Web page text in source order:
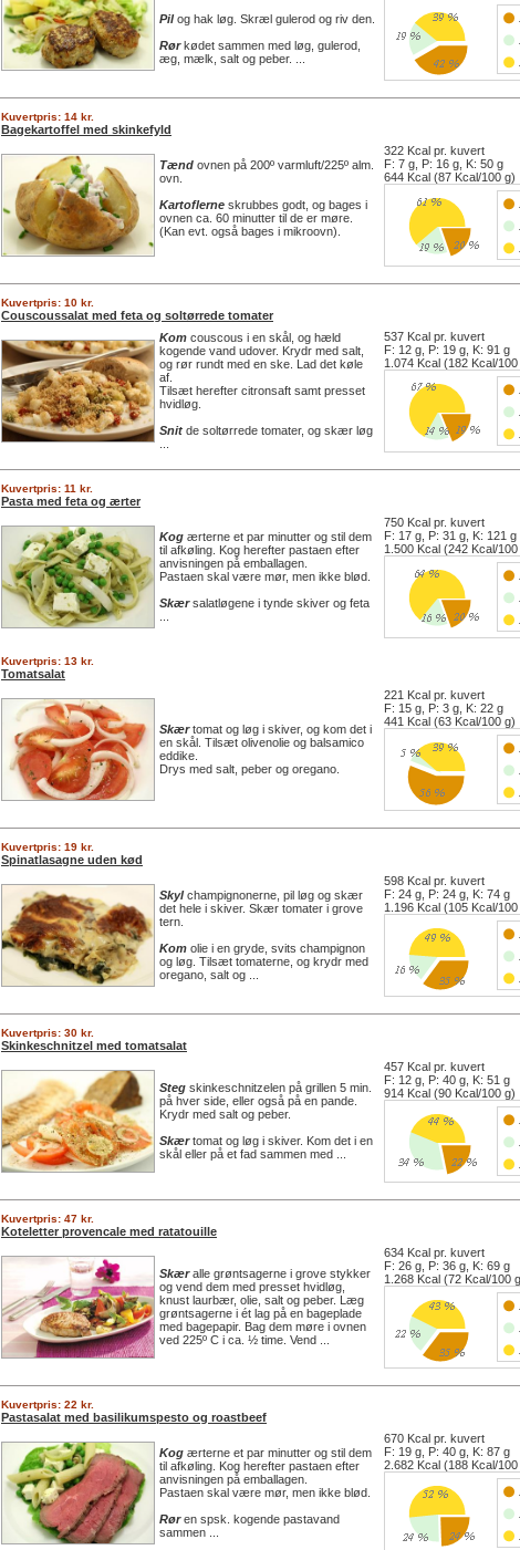
Pilog hak løg. Skræl gulerod og riv den.
Rørkødet sammen med løg, gulerod,
æg, mælk, salt og peber. ...
Kuvertpris: 14 kr.
Bagekartoffel med skinkefyld
Tænd ovnen på 200º varmluft/225º alm.
ovn.
Kartoflerne skrubbes godt, og bages i
ovnen ca. 60 minutter til de er møre.
(Kan evt. også bages i mikroovn).
322 Kcal pr. kuvert
F: 7 g, P: 16 g, K: 50 g
644 Kcal (87 Kcal/100 g)
Kuvertpris: 10 kr.
Couscoussalat med feta og soltørrede tomater
Kom couscous i en skål, og hæld
kogende vand udover. Krydr med salt,
og rør rundt med en ske. Lad det køle
af.
Tilsæt herefter citronsaft samt presset
hvidløg.
Snit de soltørrede tomater, og skær løg
537 Kcal pr. kuvert
F: 12 g, P: 19 g, K: 91 g
1.074 Kcal (182 Kcal/100
Kuvertpris: 11 kr.
Pasta med feta og ærter
Kog ærterne et par minutter og stil dem
til afkøling. Kog herefter pastaen efter
anvisningen på emballagen.
Pastaen skal være mør, men ikke blød.
Skærsalatløgene i tynde skiver og feta
750 Kcal pr. kuvert
F: 17 g, P: 31 g, K: 121 g
1.500 Kcal (242 Kcal/100
Kuvertpris: 13 kr.
Tomatsalat
Skærtomat og løg i skiver, og kom det i
en skål. Tilsæt olivenolie og balsamico
eddike.
Drys med salt, peber og oregano.
221 Kcal pr. kuvert
F: 15 g, P: 3 g, K: 22 g
441 Kcal (63 Kcal/100 g)
Kuvertpris: 19 kr.
Spinatlasagne uden kød
Skylchampignonerne, pil løg og skær
det hele i skiver. Skær tomater i grove
tern.
Kom olie i en gryde, svits champignon
og løg. Tilsæt tomaterne, og krydr med
oregano, salt og ...
598 Kcal pr. kuvert
F: 24 g, P: 24 g, K: 74 g
1.196 Kcal (105 Kcal/100
Kuvertpris: 30 kr.
Skinkeschnitzel med tomatsalat
Steg skinkeschnitzelen på grillen 5 min.
på hver side, eller også på en pande.
Krydr med salt og peber.
Skærtomat og løg i skiver. Kom det i en
skål eller på et fad sammen med ...
457 Kcal pr. kuvert
F: 12 g, P: 40 g, K: 51 g
914 Kcal (90 Kcal/100 g)
Kuvertpris: 47 kr.
Koteletter provencale med ratatouille
Skæralle grøntsagerne i grove stykker
og vend dem med presset hvidløg,
knust laurbær, olie, salt og peber. Læg
grøntsagerne i ét lag på en bageplade
med bagepapir. Bag dem møre i ovnen
ved 225º C i ca. ½ time. Vend ...
634 Kcal pr. kuvert
F: 26 g, P: 36 g, K: 69 g
1.268 Kcal (72 Kcal/100
Kuvertpris: 22 kr.
Pastasalat med basilikumspesto og roastbeef
Kog ærterne et par minutter og stil dem
til afkøling. Kog herefter pastaen efter
anvisningen på emballagen.
Pastaen skal være mør, men ikke blød.
Røren spsk. kogende pastavand
sammen ...
670 Kcal pr. kuvert
F: 19 g, P: 40 g, K: 87 g
2.682 Kcal (188 Kcal/100